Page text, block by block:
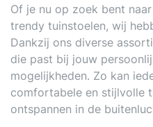
Of je nu op zoek bent
trendy tuinstoelen, wij
Dankzij ons diverse
die past bij jouw
mogelijkheden. Zo kan
comfortabele en stijlvolle
ontspannen in de